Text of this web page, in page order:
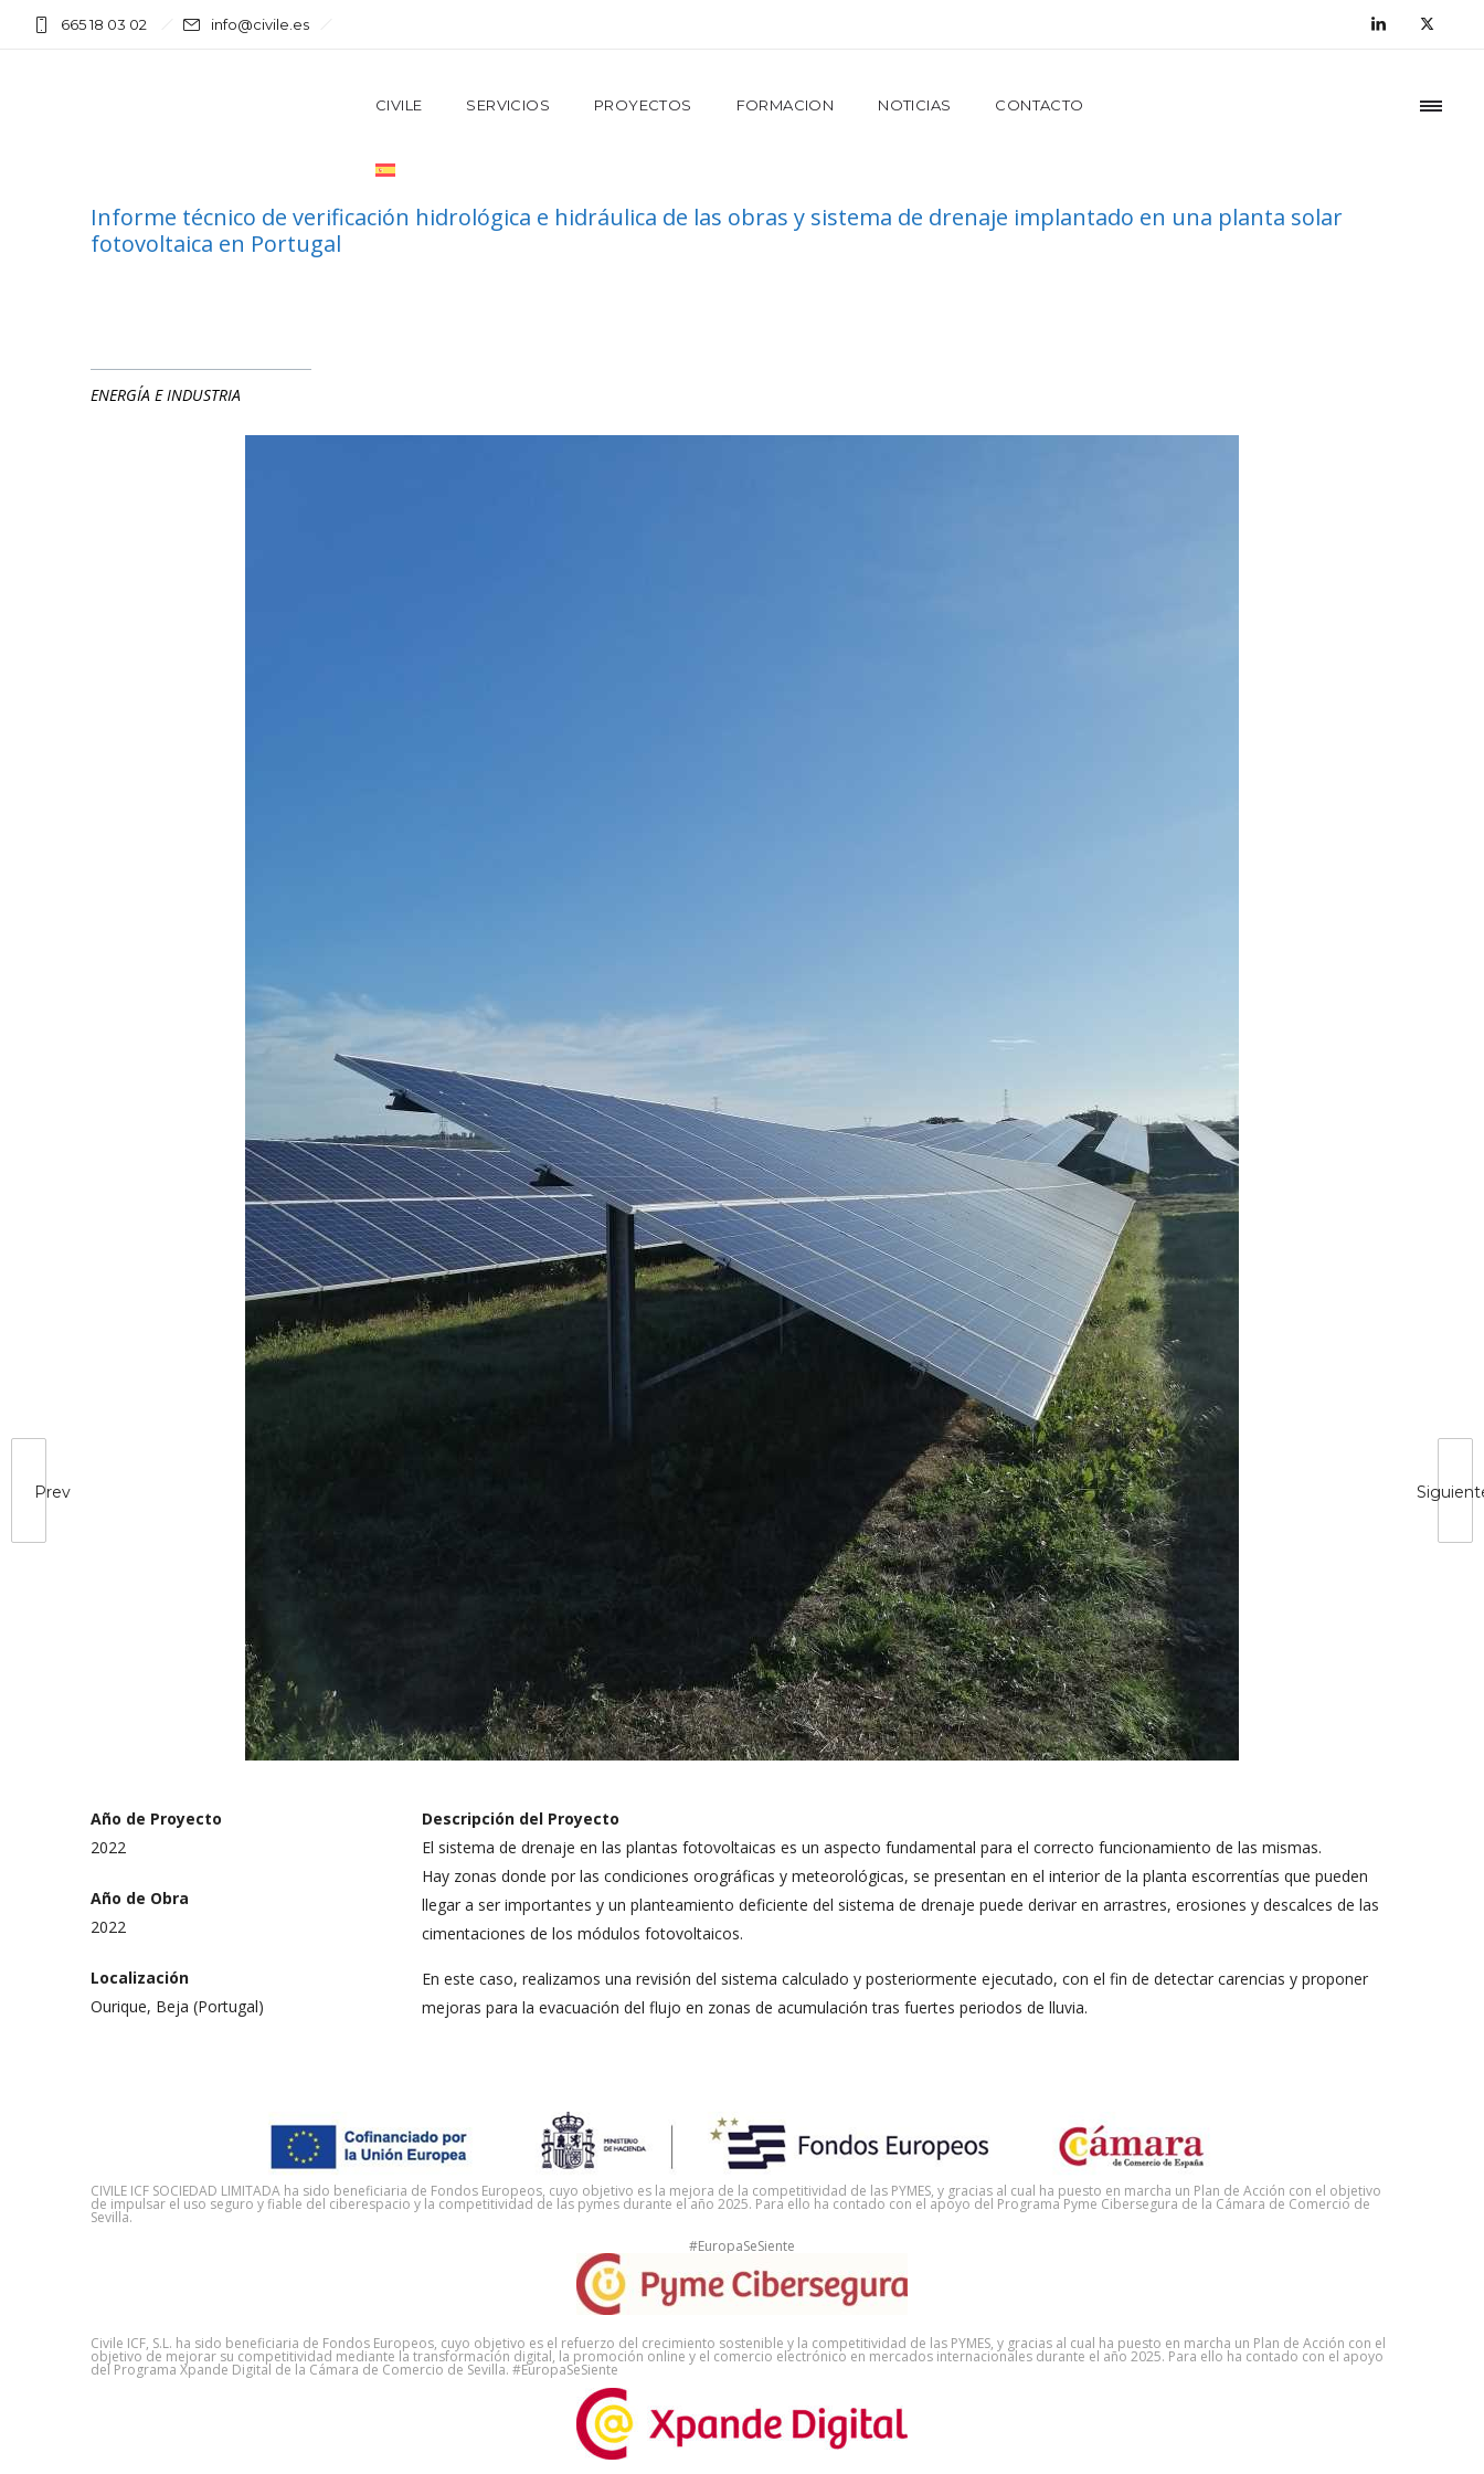
665 18 03 02 info@civile.es
CIVILE SERVICIOS PROYECTOS FORMACION NOTICIAS CONTACTO
Prev
Informe técnico de verificación hidrológica e hidráulica de las obras y sistema de drenaje implantado en una planta solar
fotovoltaica en Portugal
ENERGÍA E INDUSTRIA
Año de Proyecto
2022
Año de Obra
2022
Localización
Ourique, Beja (Portugal)
Descripción del Proyecto
El sistema de drenaje en las plantas fotovoltaicas es un aspecto fundamental para el correcto funcionamiento de las mismas.
Hay zonas donde por las condiciones orográficas y meteorológicas, se presentan en el interior de la planta escorrentías que pueden
llegar a ser importantes y un planteamiento deficiente del sistema de drenaje puede derivar en arrastres, erosiones y descalces de las
cimentaciones de los módulos fotovoltaicos.
En este caso, realizamos una revisión del sistema calculado y posteriormente ejecutado, con el fin de detectar carencias y proponer
mejoras para la evacuación del flujo en zonas de acumulación tras fuertes periodos de lluvia.
CIVILE ICF SOCIEDAD LIMITADA ha sido beneficiaria de Fondos Europeos, cuyo objetivo es la mejora de la competitividad de las PYMES, y gracias al cual ha puesto en marcha un Plan de Acción con el objetivo
de impulsar el uso seguro y fiable del ciberespacio y la competitividad de las pymes durante el año 2025. Para ello ha contado con el apoyo del Programa Pyme Cibersegura de la Cámara de Comercio de
Sevilla.
#EuropaSeSiente
Civile ICF, S.L. ha sido beneficiaria de Fondos Europeos, cuyo objetivo es el refuerzo del crecimiento sostenible y la competitividad de las PYMES, y gracias al cual ha puesto en marcha un Plan de Acción con el
objetivo de mejorar su competitividad mediante la transformación digital, la promoción online y el comercio electrónico en mercados internacionales durante el año 2025. Para ello ha contado con el apoyo
del Programa Xpande Digital de la Cámara de Comercio de Sevilla. #EuropaSeSiente